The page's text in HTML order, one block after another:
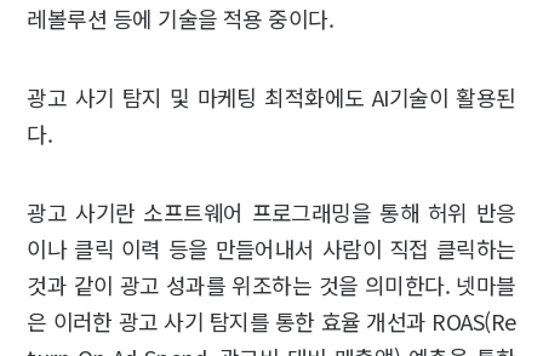
레볼루션 등에 기술을 적용 중이다.
광고 사기 탐지 및 마케팅 최적화에도 AI기술이 활용된
다.
광고 사기란 소프트웨어 프로그래밍을 통해 허위 반응
이나 클릭 이력 등을 만들어내서 사람이 직접 클릭하는
것과 같이 광고 성과를 위조하는 것을 의미한다. 넷마블
은 이러한 광고 사기 탐지를 통한 효율 개선과 ROAS(Re